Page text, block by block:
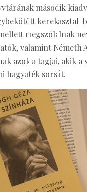
második
kerekasztal-
megszólalnak
valamint Németh
azok a tagjai, akik a
hagyaték sorsát.